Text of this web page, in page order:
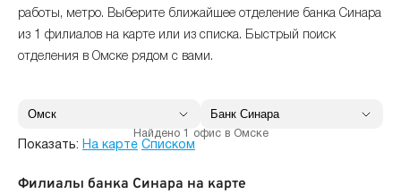
работы, метро. Выберите ближайшее отделение банка Синара
из 1 филиалов на карте или из списка. Быстрый поиск
отделения в Омске рядом с вами.
Найдено 1 офис в Омске
Показать: На карте Списком
Филиалы банка Синара на карте